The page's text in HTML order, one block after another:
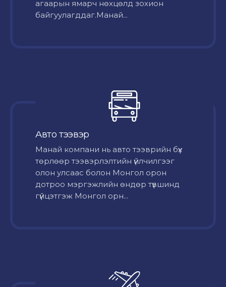
агаарын ямарч нөхцөлд зохион
байгуулагддаг.Манай...
Авто тээвэр
Mанай компани нь авто тээврийн бүх
төрлөөр тээвэрлэлтийн үйлчилгээг
олон улсаас болон Монгол орон
дотроо мэргэжлийн өндөр түвшинд
гүйцэтгэж Монгол орн...